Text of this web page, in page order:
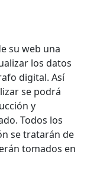
su web una
los datos
digital. Así
se podrá
y
Todos los
se tratarán de
tomados en